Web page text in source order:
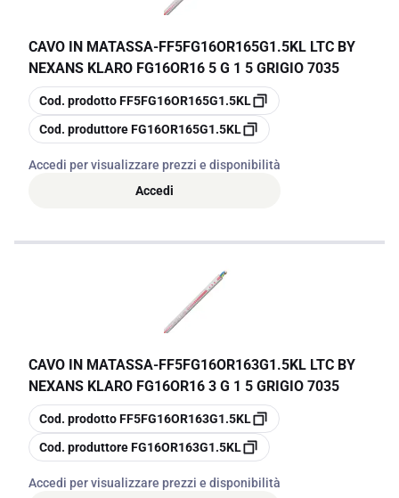
CAVO IN MATASSA-FF5FG16OR165G1.5KL LTC BY
NEXANS KLARO FG16OR16 5 G 1 5 GRIGIO 7035
copia
Cod. prodottoFF5FG16OR165G1.5KL
copia
Cod. produttoreFG16OR165G1.5KL
Accedi per visualizzare prezzi e disponibilità
Accedi
CAVO IN MATASSA-FF5FG16OR163G1.5KL LTC BY
NEXANS KLARO FG16OR16 3 G 1 5 GRIGIO 7035
copia
Cod. prodottoFF5FG16OR163G1.5KL
copia
Cod. produttoreFG16OR163G1.5KL
Accedi per visualizzare prezzi e disponibilità